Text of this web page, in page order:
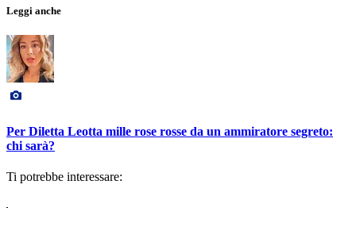
Leggi anche
Per Diletta Leotta mille rose rosse da un ammiratore segreto:
chi sarà?
Ti potrebbe interessare: